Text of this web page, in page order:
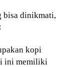
bisa dinikmati,
kopi
ini memiliki